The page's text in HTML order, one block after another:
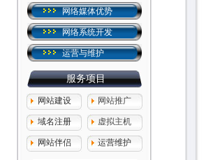
网络媒体优势
网络系统开发
运营与维护
服务项目
网站建设 网站推广
域名注册 虚拟主机
网站伴侣 运营维护